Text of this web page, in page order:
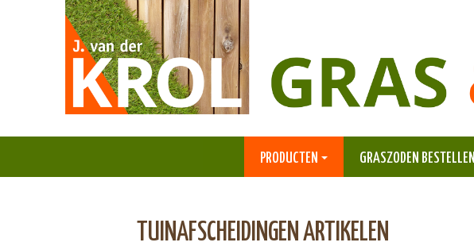
PRODUCTEN GRASZODEN BESTELLEN
TUINAFSCHEIDINGEN ARTIKELEN